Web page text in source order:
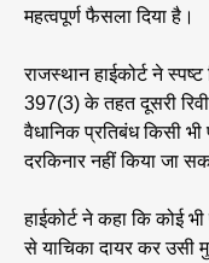
महत्वपूर्ण फैसला दिया है।
राजस्थान हाईकोर्ट ने
397(3) के तहत दूसरी
वैधानिक प्रतिबंध किसी
दरकिनार नहीं किया जा
हाईकोर्ट ने कहा कि कोई
से याचिका दायर कर उसी